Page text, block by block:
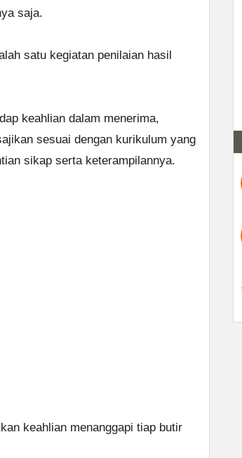
saja.
satu kegiatan penilaian hasil
keahlian dalam menerima,
sesuai dengan kurikulum yang
sikap serta keterampilannya.
keahlian menanggapi tiap butir